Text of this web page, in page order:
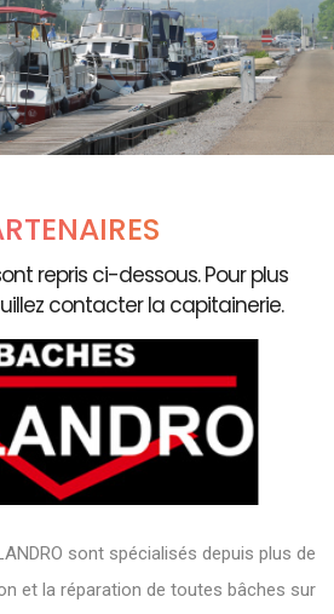
repris ci-dessous. Pour plus
contacter la capitainerie.
sont spécialisés depuis plus de
et la réparation de toutes bâches sur